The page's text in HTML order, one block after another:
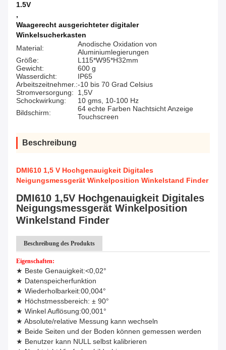
1.5V
,
Waagerecht ausgerichteter digitaler
Winkelsucherkasten
Material:
Anodische Oxidation von
Aluminiumlegierungen
Größe:
L115*W95*H32mm
Gewicht:
600 g
Wasserdicht:
IP65
Arbeitszeitnehmer.:-10 bis 70 Grad Celsius
Stromversorgung:
1,5V
Schockwirkung:
10 gms, 10-100 Hz
Bildschirm:
64 echte Farben Nachtsicht Anzeige
Touchscreen
Beschreibung
DMI610 1,5 V Hochgenauigkeit Digitales
Neigungsmessgerät Winkelposition Winkelstand Finder
DMI610 1,5V Hochgenauigkeit Digitales
Neigungsmessgerät Winkelposition
Winkelstand Finder
Beschreibung des Produkts
Eigenschaften:
★ Beste Genauigkeit:<0,02°
★ Datenspeicherfunktion
★ Wiederholbarkeit:00,004°
★ Höchstmessbereich: ± 90°
★ Winkel Auflösung:00,001°
★ Absolute/relative Messung kann wechseln
★ Beide Seiten und der Boden können gemessen werden
★ Benutzer kann NULL selbst kalibrieren